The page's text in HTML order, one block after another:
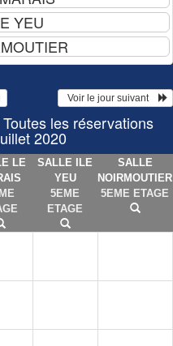
  Voir le jour suivant
les réservations
2020
LE
SALLE ILE
YEU
5EME
ETAGE
SALLE
NOIRMOUTIER
5EME ETAGE